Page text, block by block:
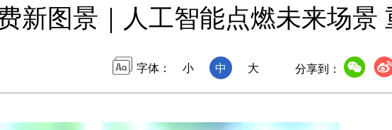
新图景｜人工智能点燃未来场景
字体： 小 中 大 分享到：